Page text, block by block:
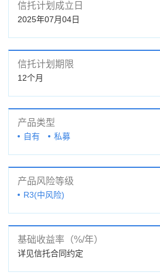
信托计划成立日
2025年07月04日
信托计划期限
12个月
产品类型
自有 私募
产品风险等级
R3(中风险)
基础收益率（%/年）
详见信托合同约定